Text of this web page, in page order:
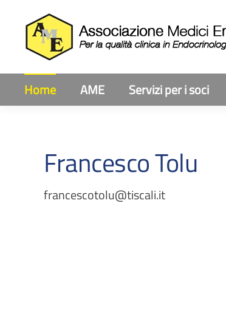
Home AME Servizi per i soci
Francesco Tolu
francescotolu@tiscali.it